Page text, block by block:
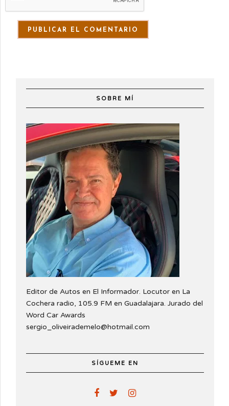
SOBRE MÍ
Editor de Autos en El Informador. Locutor en La
Cochera radio, 105.9 FM en Guadalajara. Jurado del
Word Car Awards
sergio_oliveirademelo@hotmail.com
SÍGUEME EN